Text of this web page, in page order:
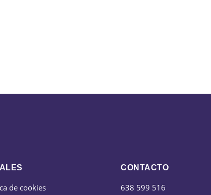
de cookies
CONTACTO
638 599 516